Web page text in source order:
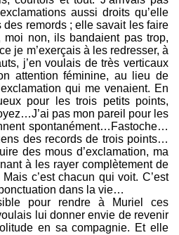
aussi droits qu’elle
des remords ; elle savait les faire
moi non, ils bandaient pas trop,
je m’exerçais à les redresser, à
j’en voulais de très verticaux
attention féminine, au lieu de
qui me venaient. En
pour les trois petits points,
pas mon pareil pour les
spontanément…Fastoche…
des records de trois points…
des mous d’exclamation, ma
à les rayer complètement de
c’est chacun qui voit. C’est
dans la vie…
pour rendre à Muriel ces
lui donner envie de revenir
en sa compagnie. Et elle